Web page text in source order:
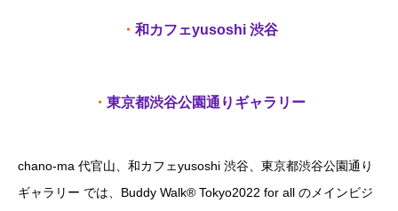
・ 和カフェyusoshi 渋谷
・ 東京都渋谷公園通りギャラリー
chano-ma 代官山、和カフェyusoshi 渋谷、東京都渋谷公園通り
ギャラリー では、Buddy Walk® Tokyo2022 for all のメインビジ